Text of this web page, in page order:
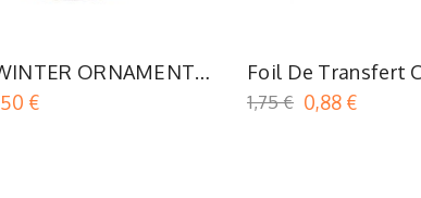
ORNAMENTS
Joy To The World
€
Foil De Transfert
Silver 12
1,75 € 0,88 €